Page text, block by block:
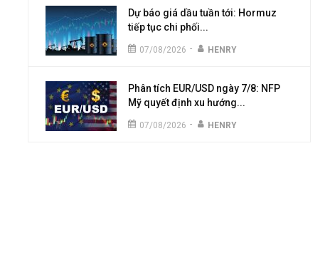
Dự báo giá dầu tuần tới: Hormuz
tiếp tục chi phối...
07/08/2026 - HENRY
Phân tích EUR/USD ngày 7/8: NFP
Mỹ quyết định xu hướng...
07/08/2026 - HENRY